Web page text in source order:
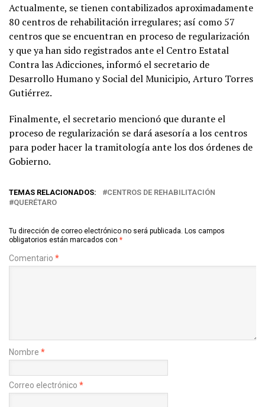
Actualmente, se tienen contabilizados aproximadamente
80 centros de rehabilitación irregulares; así como 57
centros que se encuentran en proceso de regularización
y que ya han sido registrados ante el Centro Estatal
Contra las Adicciones, informó el secretario de
Desarrollo Humano y Social del Municipio, Arturo Torres
Gutiérrez.
Finalmente, el secretario mencionó que durante el
proceso de regularización se dará asesoría a los centros
para poder hacer la tramitología ante los dos órdenes de
Gobierno.
TEMAS RELACIONADOS:
CENTROS DE REHABILITACIÓN
QUERÉTARO
Tu dirección de correo electrónico no será publicada. Los campos
obligatorios están marcados con *
Comentario *
Nombre *
Correo electrónico *